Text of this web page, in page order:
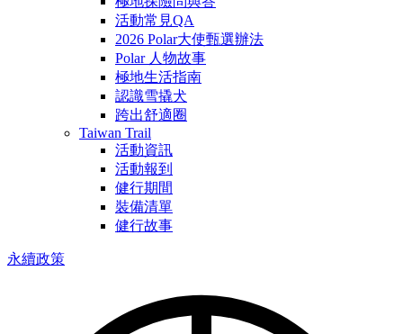
活動常見QA
2026 Polar大使甄選辦法
Polar 人物故事
極地生活指南
認識雪撬犬
跨出舒適圈
Taiwan Trail
活動資訊
活動報到
健行期間
裝備清單
健行故事
永續政策